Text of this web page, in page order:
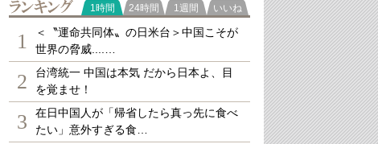
ランキング
1時間 24時間 1週間 いいね
1
＜〝運命共同体〟の日米台＞中国こそが
世界の脅威....…
2
台湾統一 中国は本気 だから日本よ、目
を覚ませ！
3
在日中国人が「帰省したら真っ先に食べ
たい」意外すぎる食…